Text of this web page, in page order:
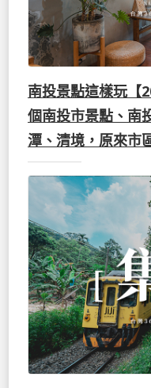
南投景點這樣玩【
個南投市景點、南
潭、清境，原來市